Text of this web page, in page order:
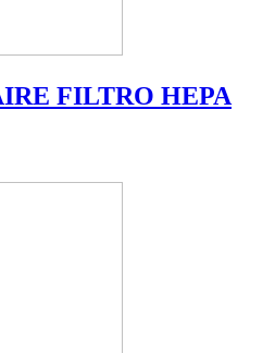
FILTRO HEPA